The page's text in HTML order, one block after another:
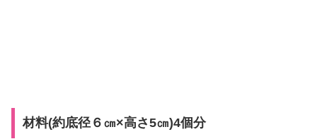
材料(約底径６㎝×高さ5㎝)4個分